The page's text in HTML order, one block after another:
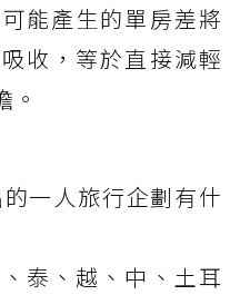
能產生的單房差將
收，等於直接減輕
。
一人旅行企劃有什
泰、越、中、土耳